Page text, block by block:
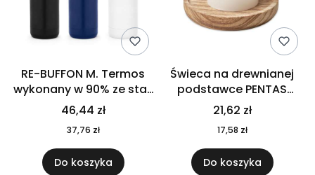
RE-BUFFON M. Termos
wykonany w 90% ze stali
nierdzewnej
pochodzącej z
recyklingu 520 ml 94294
46,44 zł
37,76 zł
Do koszyka
Świeca na drewnianej
podstawce PENTAS
MO6282-40
21,62 zł
17,58 zł
Do koszyka